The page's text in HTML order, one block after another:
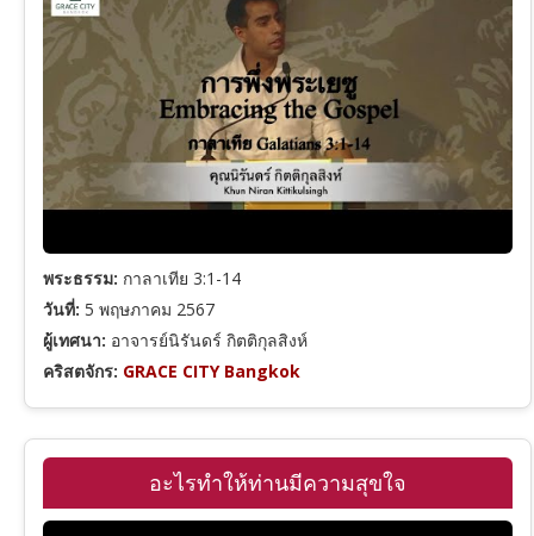
เฉลยธรรมบัญญัติ
โยชูวา
1 ซามูเอล
2 ซามูเอล
2 พงศ์กษัตริย์
เนหะมีย์
มาระโก
ลูกา
ยอห์น
กิจการของอัครทูต
โรม
2 โครินธ์
พระธรรม: กาลาเทีย 3:1-14
วันที่: 5 พฤษภาคม 2567
ผู้เทศนา: อาจารย์นิรันดร์ กิตติกุลสิงห์
คริสตจักร: GRACE CITY Bangkok
อะไรทำให้ท่านมีความสุขใจ